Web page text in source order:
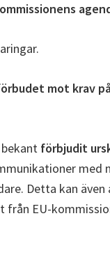
mot krav
förbjudit
med
Detta kan även
från EU-